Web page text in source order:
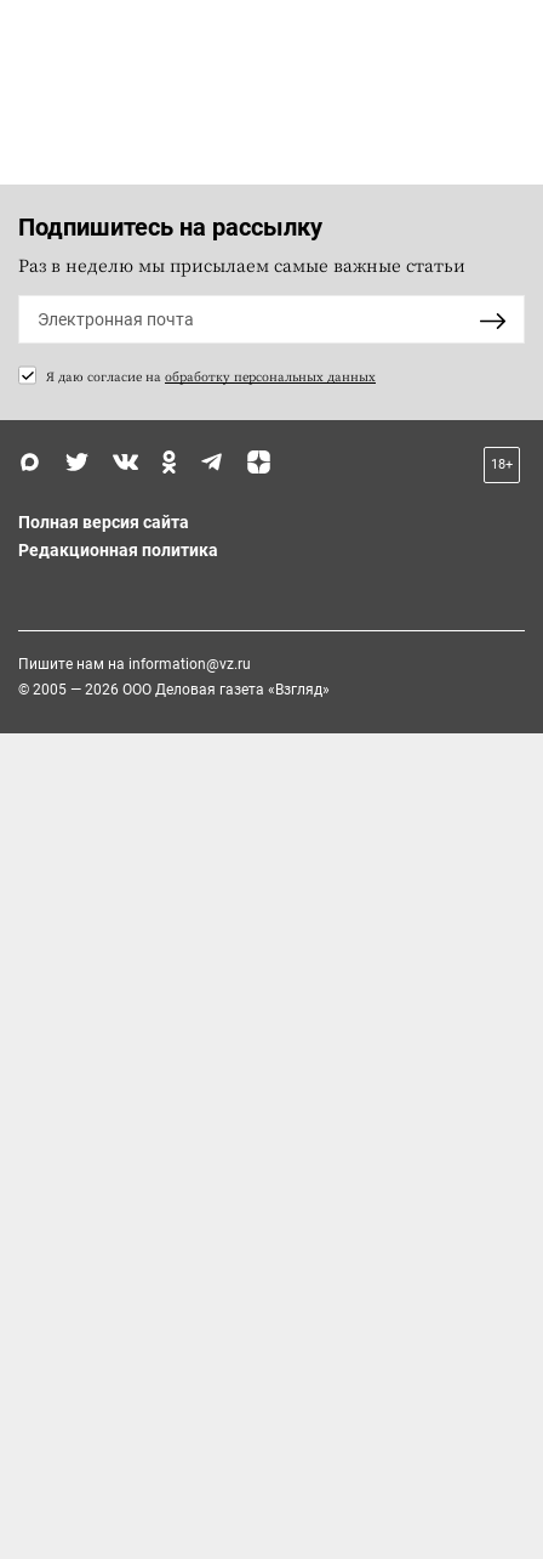
Подпишитесь на рассылку
Раз в неделю мы присылаем самые важные статьи
Я даю согласие на обработку персональных данных
18+
Полная версия сайта
Редакционная политика
Пишите нам на information@vz.ru
© 2005 — 2026 ООО Деловая газета «Взгляд»